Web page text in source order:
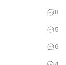
8
5
6